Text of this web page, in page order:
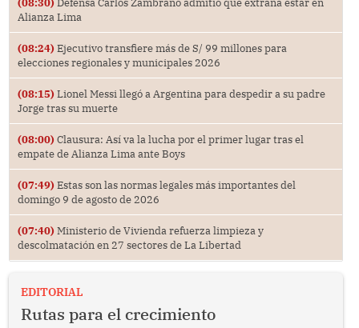
Alianza Lima
(08:24) Ejecutivo transfiere más de S/ 99 millones para
elecciones regionales y municipales 2026
(08:15) Lionel Messi llegó a Argentina para despedir a su padre
Jorge tras su muerte
(08:00) Clausura: Así va la lucha por el primer lugar tras el
empate de Alianza Lima ante Boys
(07:49) Estas son las normas legales más importantes del
domingo 9 de agosto de 2026
(07:40) Ministerio de Vivienda refuerza limpieza y
descolmatación en 27 sectores de La Libertad
EDITORIAL
Rutas para el crecimiento